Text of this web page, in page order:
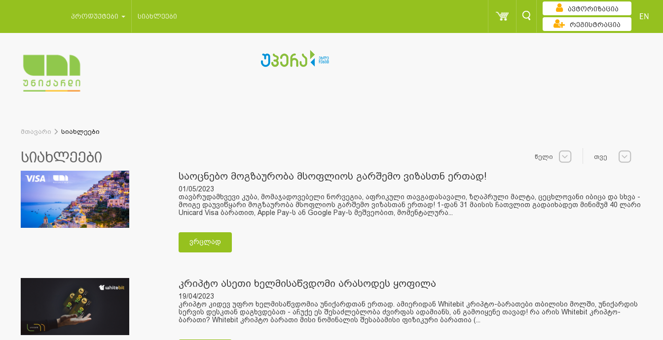
პროდუქტები სიახლეები
ავტორიზაცია
რეგისტრაცია
EN
მთავარი სიახლეები
სიახლეები წელი თვე
საოცნებო მოგზაურობა მსოფლიოს გარშემო ვიზასთნ ერთად!
01/05/2023
თავბრუდამხვევი კუბა, მომაჯადოვებელი ნორვეგია, აფრიკული თავგადასავალი, ზღაპრული მალტა, ცეცხლოვანი იბიცა და სხვა -
მოიგე დაუვიწყარი მოგზაურობა მსოფლიოს გარშემო ვიზასთან ერთად! 1-დან 31 მაისის ჩათვლით გადაიხადეთ მინიმუმ 40 ლარი
Unicard Visa ბარათით, Apple Pay-ს ან Google Pay-ს მეშვეობით, მომენტალურა...
ვრცლად
კრიპტო ასეთი ხელმისაწვდომი არასოდეს ყოფილა
19/04/2023
კრიპტო კიდევ უფრო ხელმისაწვდომია უნიქარდთან ერთად. ამიერიდან Whitebit კრიპტო-ბარათები თბილისი მოლში, უნიქარდის
სერვის დესკთან დაგხვდებათ - აჩუქე ეს შესაძლებლობა ძვირფას ადამიანს, ან გამოიყენე თავად! რა არის Whitebit კრიპტო-
ბარათი? Whitebit კრიპტო ბარათი მისი ნომინალის შესაბამისი ფიზიკური ბარათია (...